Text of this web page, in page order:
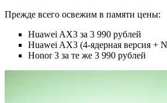
Прежде всего освежим в памяти цены:
Huawei AX3 за 3 990 рублей
Huawei AX3 (4-ядерная версия +
Honor 3 за те же 3 990 рублей